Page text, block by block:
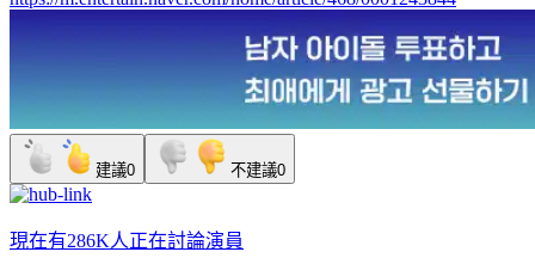
建議0 不建議0
現在有286K人正在討論演員